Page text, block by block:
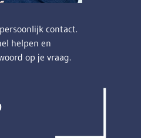
contact.
helpen en
op je vraag.